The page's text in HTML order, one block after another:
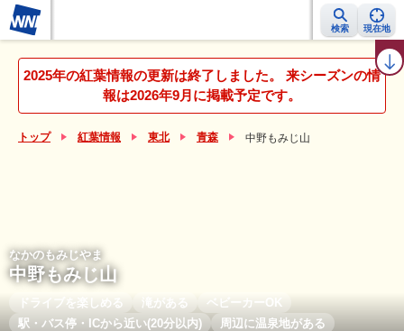
検索 現在地
紅葉レーダー 紅葉ニュース 京都 見頃カレンダー 名所ランキング
2025年の紅葉情報の更新は終了しました。 来シーズンの情
報は2026年9月に掲載予定です。
トップ 紅葉情報 東北 青森 中野もみじ山
なかのもみじやま
中野もみじ山
ドライブを楽しめる 滝がある
ベビーカーOK
駅・バス停・ICから近い(20分以内)
周辺に温泉地がある